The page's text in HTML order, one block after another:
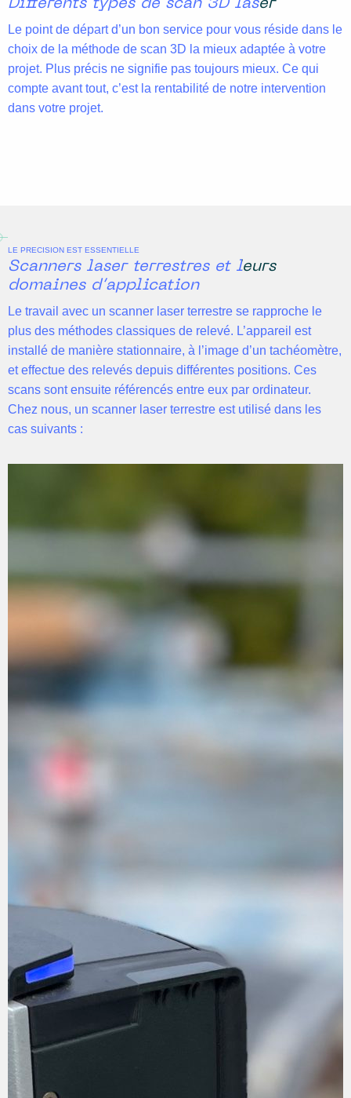
Différents types de scan 3D laser
Le point de départ d’un bon service pour vous réside dans le
choix de la méthode de scan 3D la mieux adaptée à votre
projet. Plus précis ne signifie pas toujours mieux. Ce qui
compte avant tout, c’est la rentabilité de notre intervention
dans votre projet.
LE PRECISION EST ESSENTIELLE
Scanners laser terrestres et leurs
domaines d’application
Le travail avec un scanner laser terrestre se rapproche le
plus des méthodes classiques de relevé. L’appareil est
installé de manière stationnaire, à l’image d’un tachéomètre,
et effectue des relevés depuis différentes positions. Ces
scans sont ensuite référencés entre eux par ordinateur.
Chez nous, un scanner laser terrestre est utilisé dans les
cas suivants :